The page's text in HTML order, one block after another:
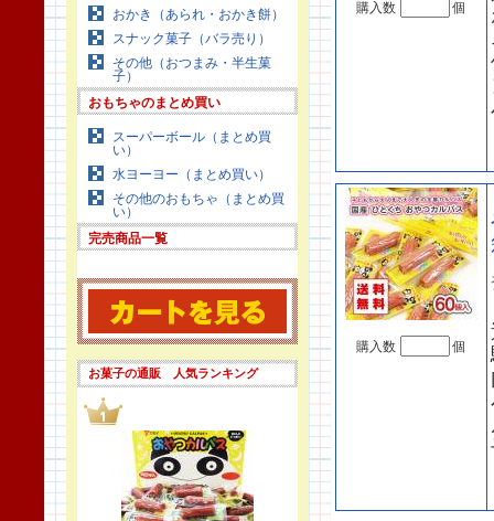
おかき（あられ・おかき餅）
スナック菓子（バラ売り）
その他（おつまみ・半生菓
子）
おもちゃのまとめ買い
スーパーボール（まとめ買
い）
水ヨーヨー（まとめ買い）
その他のおもちゃ（まとめ買
い）
完売商品一覧
お菓子の通販 人気ランキング
購入数 個
購入数 個